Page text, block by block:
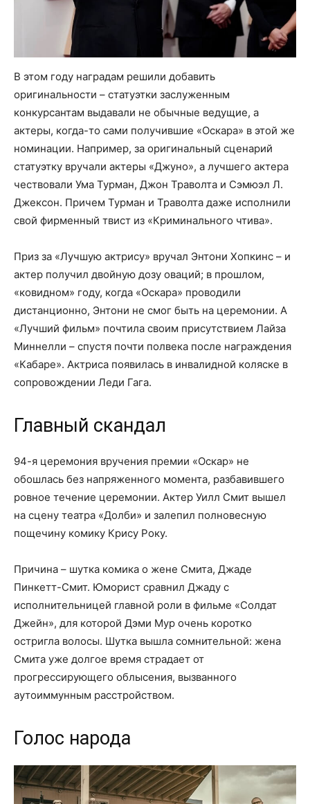
В этом году наградам решили добавить
оригинальности – статуэтки заслуженным
конкурсантам выдавали не обычные ведущие, а
актеры, когда-то сами получившие «Оскара» в этой же
номинации. Например, за оригинальный сценарий
статуэтку вручали актеры «Джуно», а лучшего актера
чествовали Ума Турман, Джон Траволта и Сэмюэл Л.
Джексон. Причем Турман и Траволта даже исполнили
свой фирменный твист из «Криминального чтива».
Приз за «Лучшую актрису» вручал Энтони Хопкинс – и
актер получил двойную дозу оваций; в прошлом,
«ковидном» году, когда «Оскара» проводили
дистанционно, Энтони не смог быть на церемонии. А
«Лучший фильм» почтила своим присутствием Лайза
Миннелли – спустя почти полвека после награждения
«Кабаре». Актриса появилась в инвалидной коляске в
сопровождении Леди Гага.
Главный скандал
94-я церемония вручения премии «Оскар» не
обошлась без напряженного момента, разбавившего
ровное течение церемонии. Актер Уилл Смит вышел
на сцену театра «Долби» и залепил полновесную
пощечину комику Крису Року.
Причина – шутка комика о жене Смита, Джаде
Пинкетт-Смит. Юморист сравнил Джаду с
исполнительницей главной роли в фильме «Солдат
Джейн», для которой Дэми Мур очень коротко
остригла волосы. Шутка вышла сомнительной: жена
Смита уже долгое время страдает от
прогрессирующего облысения, вызванного
аутоиммунным расстройством.
Голос народа